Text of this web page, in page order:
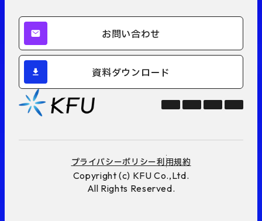
お問い合わせ
資料ダウンロード
Copyright (c) KFU Co.,Ltd.
All Rights Reserved.
プライバシーポリシー利用規約